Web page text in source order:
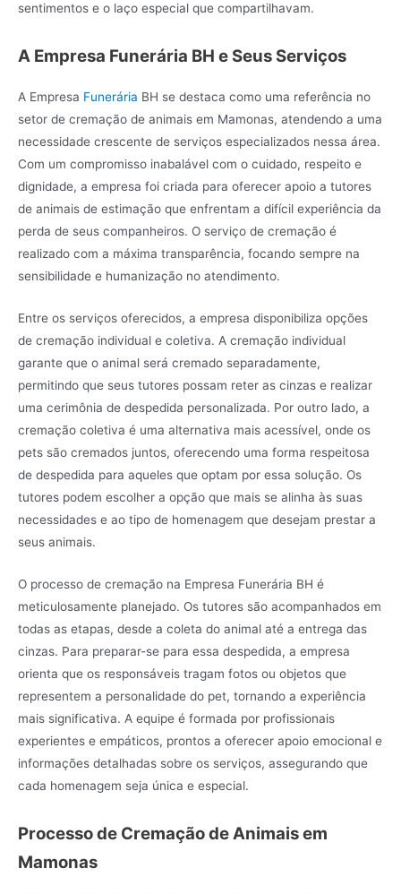
sentimentos e o laço especial que compartilhavam.
A Empresa Funerária BH e Seus Serviços
A Empresa Funerária BH se destaca como uma referência no
setor de cremação de animais em Mamonas, atendendo a uma
necessidade crescente de serviços especializados nessa área.
Com um compromisso inabalável com o cuidado, respeito e
dignidade, a empresa foi criada para oferecer apoio a tutores
de animais de estimação que enfrentam a difícil experiência da
perda de seus companheiros. O serviço de cremação é
realizado com a máxima transparência, focando sempre na
sensibilidade e humanização no atendimento.
Entre os serviços oferecidos, a empresa disponibiliza opções
de cremação individual e coletiva. A cremação individual
garante que o animal será cremado separadamente,
permitindo que seus tutores possam reter as cinzas e realizar
uma cerimônia de despedida personalizada. Por outro lado, a
cremação coletiva é uma alternativa mais acessível, onde os
pets são cremados juntos, oferecendo uma forma respeitosa
de despedida para aqueles que optam por essa solução. Os
tutores podem escolher a opção que mais se alinha às suas
necessidades e ao tipo de homenagem que desejam prestar a
seus animais.
O processo de cremação na Empresa Funerária BH é
meticulosamente planejado. Os tutores são acompanhados em
todas as etapas, desde a coleta do animal até a entrega das
cinzas. Para preparar-se para essa despedida, a empresa
orienta que os responsáveis tragam fotos ou objetos que
representem a personalidade do pet, tornando a experiência
mais significativa. A equipe é formada por profissionais
experientes e empáticos, prontos a oferecer apoio emocional e
informações detalhadas sobre os serviços, assegurando que
cada homenagem seja única e especial.
Processo de Cremação de Animais em
Mamonas